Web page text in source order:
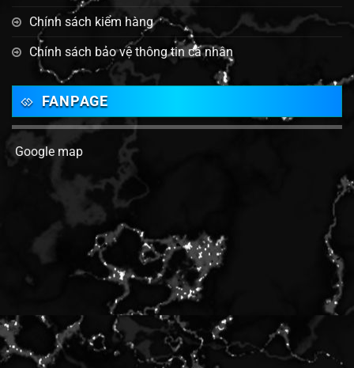
Chính sách kiểm hàng
Chính sách bảo vệ thông tin cá nhân
FANPAGE
Google map